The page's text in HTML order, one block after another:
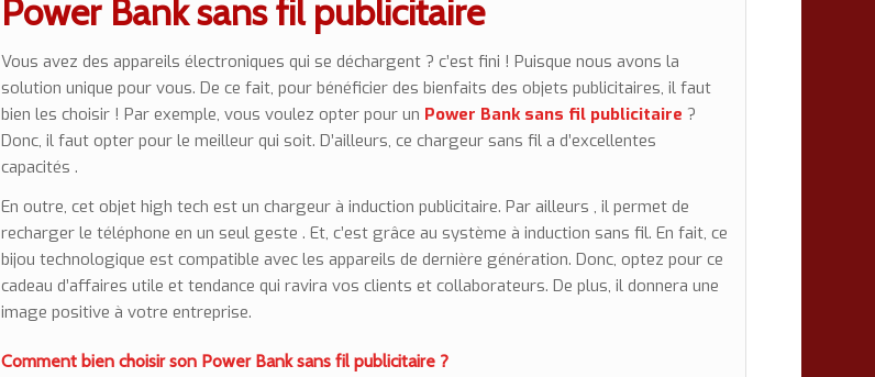
Power Bank sans fil publicitaire
Vous avez des appareils électroniques qui se déchargent ? c’est fini ! Puisque nous avons la
solution unique pour vous. De ce fait, pour bénéficier des bienfaits desobjets publicitaires, il faut
bien les choisir ! Par exemple, vous voulez opter pour un Power Bank sans fil publicitaire ?
Donc, il faut opter pour le meilleur qui soit. D’ailleurs, ce chargeur sans fil a d’excellentes
capacités .
En outre, cet objet high tech est un chargeur à induction publicitaire. Par ailleurs , il permet de
recharger le téléphone en un seul geste . Et, c’est grâce au système à induction sans fil. En fait, ce
bijou technologique est compatible avec les appareils de dernière génération. Donc, optez pour ce
cadeau d’affaires utile et tendance qui ravira vos clients et collaborateurs. De plus, il donnera une
image positive à votre entreprise.
Comment bien choisir son Power Bank sans fil publicitaire ?